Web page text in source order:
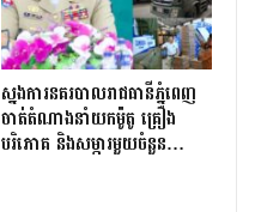
ស្នងការនគរបាលរាជធានីភ្នំពេញ
ចាត់តំណាងនាំយកម៉ូតូ គ្រឿង
បរិភោគ និងសម្ភារមួយចំនួន…